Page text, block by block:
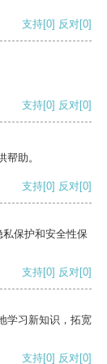
支持[0] 反对[0]
支持[0] 反对[0]
助。
支持[0] 反对[0]
保护和安全性保
支持[0] 反对[0]
学习新知识，拓宽
支持[0] 反对[0]